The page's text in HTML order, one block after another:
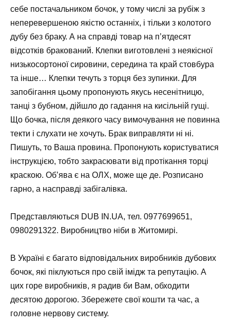
себе постачальником бочок, у тому числі за рубіж з
неперевершеною якістю останніх, і тільки з колотого
дубу без браку. А на справді товар на п’ятдесят
відсотків бракований. Клепки виготовлені з неякісної
низькосортоної сировини, середина та край стовбура
та інше… Клепки течуть з торця без зупинки. Для
запобігання цьому пропонують якусь несенітницю,
танці з бубном, дійшло до гадання на кисільній гущі.
Що бочка, після деякого часу вимочування не повинна
текти і слухати не хочуть. Брак виправляти ні ні.
Пишуть, то Ваша провина. Пропонують користуватися
інструкцією, тобто закрасювати від протікання торці
краскою. Об’ява є на ОЛХ, може ще де. Розписано
гарно, а насправді забігалівка.
Представляються DUB IN.UA, тел. 0977699651,
0980291322. Виробництво ніби в Житомирі.
В Україні є багато відповідальних виробників дубових
бочок, які піклуються про свій імідж та репутацію. А
цих горе виробників, я радив би Вам, обходити
десятою дорогою. Збережете свої кошти та час, а
головне нервову систему.